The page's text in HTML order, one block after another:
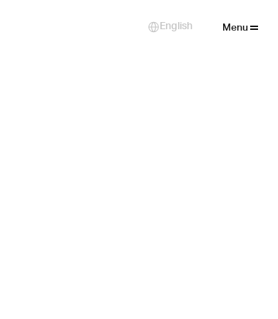
Menu
Select Language
English